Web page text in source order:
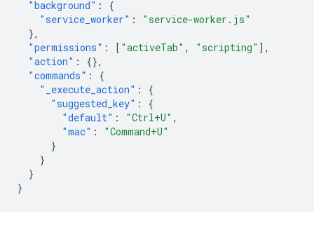
"background" :
{
"service_worker" :
"service-worker.js"
},
"permissions" : [ "activeTab" , "scripting" ],
"action" :
{},
"commands" :
{
"_execute_action" :
{
"suggested_key" :
{
"default" : "Ctrl+U" ,
"mac" :
"Command+U"
}
}
}
}